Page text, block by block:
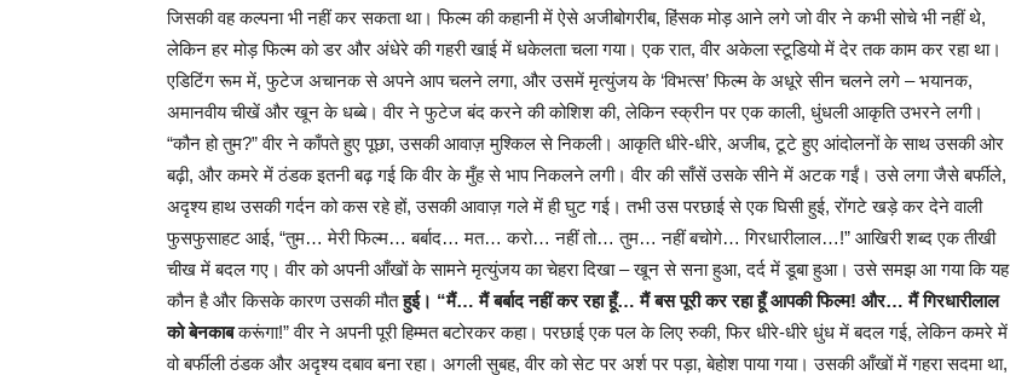
जिसकी वह कल्पना भी नहीं कर सकता था। फिल्म की कहानी में ऐसे अजीबोगरीब, हिंसक मोड़ आने लगे जो वीर ने कभी सोचे भी नहीं थे,
लेकिन हर मोड़ फिल्म को डर और अंधेरे की गहरी खाई में धकेलता चला गया। एक रात, वीर अकेला स्टूडियो में देर तक काम कर रहा था।
एडिटिंग रूम में, फुटेज अचानक से अपने आप चलने लगा, और उसमें मृत्युंजय के ‘विभत्स’ फिल्म के अधूरे सीन चलने लगे – भयानक,
अमानवीय चीखें और खून के धब्बे। वीर ने फुटेज बंद करने की कोशिश की, लेकिन स्क्रीन पर एक काली, धुंधली आकृति उभरने लगी।
“कौन हो तुम?” वीर ने काँपते हुए पूछा, उसकी आवाज़ मुश्किल से निकली। आकृति धीरे-धीरे, अजीब, टूटे हुए आंदोलनों के साथ उसकी ओर
बढ़ी, और कमरे में ठंडक इतनी बढ़ गई कि वीर के मुँह से भाप निकलने लगी। वीर की साँसें उसके सीने में अटक गईं। उसे लगा जैसे बर्फीले,
अदृश्य हाथ उसकी गर्दन को कस रहे हों, उसकी आवाज़ गले में ही घुट गई। तभी उस परछाई से एक घिसी हुई, रोंगटे खड़े कर देने वाली
फुसफुसाहट आई, “तुम… मेरी फिल्म… बर्बाद… मत… करो… नहीं तो… तुम… नहीं बचोगे… गिरधारीलाल…!” आखिरी शब्द एक तीखी
चीख में बदल गए। वीर को अपनी आँखों के सामने मृत्युंजय का चेहरा दिखा – खून से सना हुआ, दर्द में डूबा हुआ। उसे समझ आ गया कि यह
कौन है और किसके कारण उसकी मौतहुई। “मैं… मैं बर्बाद नहीं कर रहा हूँ… मैं बस पूरी कर रहा हूँ आपकी फिल्म! और… मैं गिरधारीलाल
को बेनकाबकरूंगा!” वीर ने अपनी पूरी हिम्मत बटोरकर कहा। परछाई एक पल के लिए रुकी, फिर धीरे-धीरे धुंध में बदल गई, लेकिन कमरे में
वो बर्फीली ठंडक और अदृश्य दबाव बना रहा। अगली सुबह, वीर को सेट पर अर्श पर पड़ा, बेहोश पाया गया। उसकी आँखों में गहरा सदमा था,